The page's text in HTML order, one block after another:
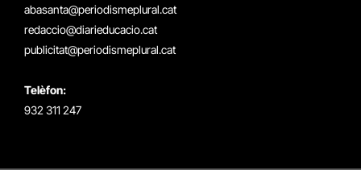
abasanta@periodismeplural.cat
redaccio@diarieducacio.cat
publicitat@periodismeplural.cat
Telèfon:
932 311 247